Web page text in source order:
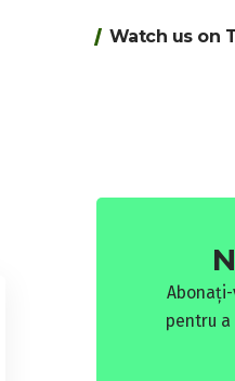
Watch us on
pentru